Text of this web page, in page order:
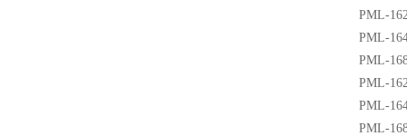
PML-
PML-
PML-
PML-
PML-
PML-